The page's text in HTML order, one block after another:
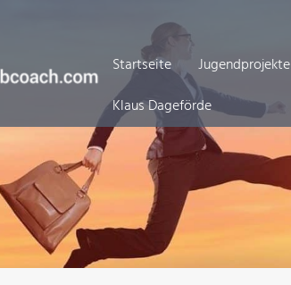
Startseite
Jugendprojekte
Klaus Dageförde